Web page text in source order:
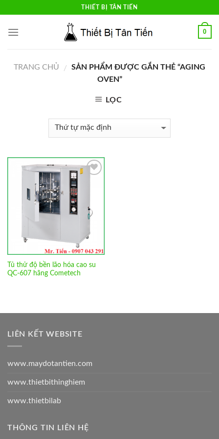
content
THIẾT BỊ TÂN TIẾN
0
TRANG CHỦ /
SẢN PHẨM ĐƯỢC GẮN THẺ “AGING
OVEN”
LỌC
Tủ thử độ bền lão hóa cao su
QC-607 hãng Cometech
LIÊN KẾT WEBSITE
www.maydotantien.com
www.thietbithinghiem
www.thietbilab
THÔNG TIN LIÊN HỆ